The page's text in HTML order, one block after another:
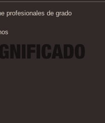
profesionales de grado